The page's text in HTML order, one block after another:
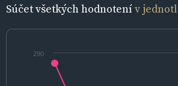
Súčet všetkých hodnotenív
290